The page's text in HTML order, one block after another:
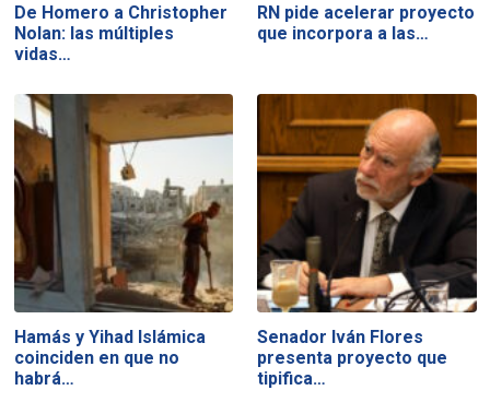
De Homero a Christopher
Nolan: las múltiples
vidas…
RN pide acelerar proyecto
que incorpora a las…
Hamás y Yihad Islámica
coinciden en que no
habrá…
Senador Iván Flores
presenta proyecto que
tipifica…